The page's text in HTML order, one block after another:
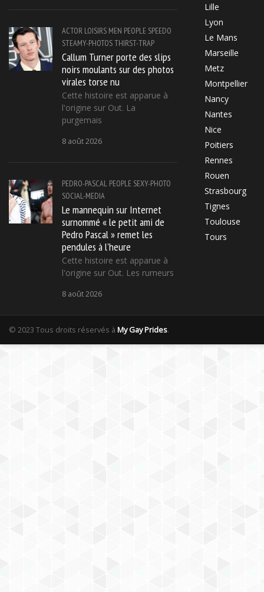
ACTOR LOISIRS MEN PEOPLE SPEEDO
STEAMY-PHOTOSTHIRST-TRAP
Callum Turner porte des slips
noirs moulants sur des photos
virales torse nu
Cette histoire est apparue à
l'origine sur Out. La
purgemais
8 août 2026
PEDRO-PASCAL PEOPLE SEXY-PHOTO
SOCIAL-MEDIA
Le mannequin sur Internet
surnommé « le petit ami de
Pedro Pascal » remet les
pendules à l'heure
Cette histoire est apparue à
l'origine sur Out. Les rumeurs
8 août 2026
Lille
Lyon
Le Mans
Marseille
Metz
Montpellier
Nancy
Nantes
Nice
Poitiers
Rennes
Rouen
Strasbourg
Tignes
Toulouse
Tours
© 2023 Tous droits réservés à My Gay Prides.